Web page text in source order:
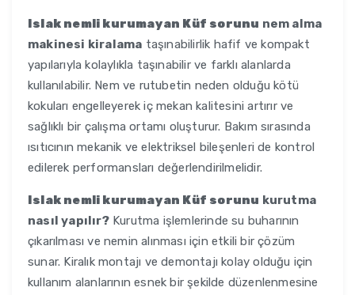
Islak nemli kurumayan Küf sorunu nem alma
makinesi kiralama taşınabilirlik hafif ve kompakt
yapılarıyla kolaylıkla taşınabilir ve farklı alanlarda
kullanılabilir. Nem ve rutubetin neden olduğu kötü
kokuları engelleyerek iç mekan kalitesini artırır ve
sağlıklı bir çalışma ortamı oluşturur. Bakım sırasında
ısıtıcının mekanik ve elektriksel bileşenleri de kontrol
edilerek performansları değerlendirilmelidir.
Islak nemli kurumayan Küf sorunu kurutma
nasıl yapılır?Kurutma işlemlerinde su buharının
çıkarılması ve nemin alınması için etkili bir çözüm
sunar. Kiralık montajı ve demontajı kolay olduğu için
kullanım alanlarının esnek bir şekilde düzenlenmesine